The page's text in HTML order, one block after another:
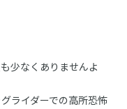
少なくありませんよ
ライダーでの高所恐怖